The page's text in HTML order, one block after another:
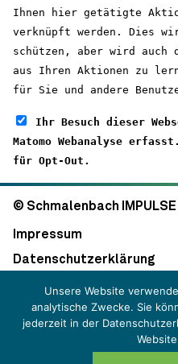
Ihnen hier getätigte
verknüpft werden. Dies
schützen, aber wird auch
aus Ihren Aktionen zu
für Sie und andere
Ihr Besuch dieser
Matomo Webanalyse
für Opt-Out.
© Schmalenbach IMPULSE
Impressum
Datenschutzerklärung
Unsere Website
analytische Zwecke. Sie
jederzeit in der